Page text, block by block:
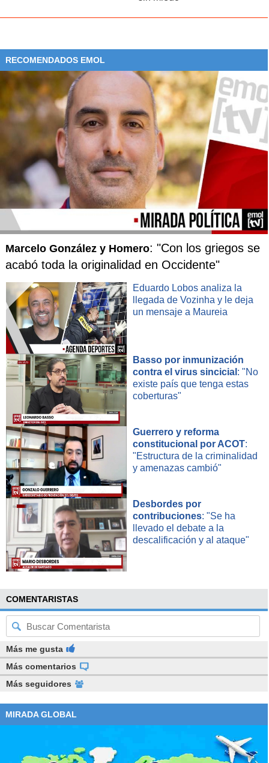
RECOMENDADOS EMOL
Marcelo González y Homero: "Con los griegos se
acabó toda la originalidad en Occidente"
Eduardo Lobos analiza la
llegada de Vozinha y le deja
un mensaje a Maureia
Basso por inmunización
contra el virus sincicial : "No
existe país que tenga estas
coberturas"
Guerrero y reforma
constitucional por ACOT:
"Estructura de la criminalidad
y amenazas cambió"
Desbordes por
contribuciones: "Se ha
llevado el debate a la
descalificación y al ataque"
COMENTARISTAS
Más me gusta
Más comentarios
Más seguidores
MIRADA GLOBAL